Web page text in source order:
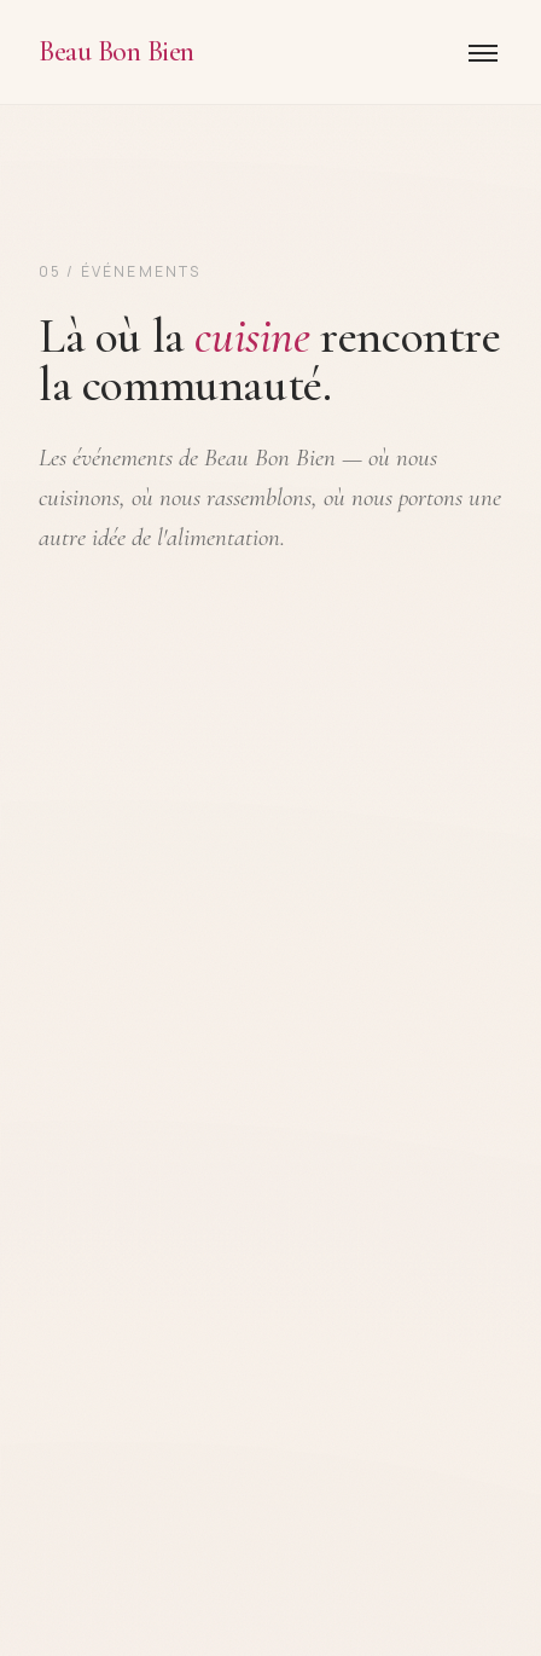
Beau Bon Bien
05 / ÉVÉNEMENTS
Là où lacuisinerencontre
la communauté.
Les événements de Beau Bon Bien — où nous
cuisinons, où nous rassemblons, où nous portons une
autre idée de l'alimentation.